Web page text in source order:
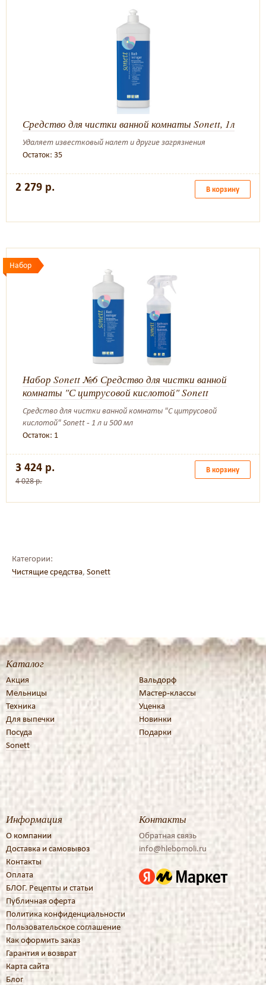
Средство для чистки ванной комнаты Sonett, 1л
Удаляет известковый налет и другие загрязнения
Остаток: 35
2 279 р. В корзину
Набор
Набор Sonett №6 Средство для чистки ванной
комнаты "С цитрусовой кислотой" Sonett
Средство для чистки ванной комнаты "С цитрусовой
кислотой" Sonett - 1 л и 500 мл
Остаток: 1
3 424 р.
4 028 р.
В корзину
Категории:
Чистящие средства, Sonett
Каталог
Акция
Мельницы
Техника
Для выпечки
Посуда
Sonett
Вальдорф
Мастер-классы
Уценка
Новинки
Подарки
Информация
О компании
Доставка и самовывоз
Контакты
Оплата
БЛОГ. Рецепты и статьи
Публичная оферта
Политика конфиденциальности
Пользовательское соглашение
Как оформить заказ
Гарантия и возврат
Карта сайта
Блог
Контакты
Обратная связь
info@hlebomoli.ru